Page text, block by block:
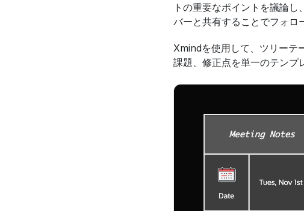
トの重要なポイントを議論
バーと共有することでフォロ
Xmindを使用して、ツリーテ
課題、修正点を単一のテンプ